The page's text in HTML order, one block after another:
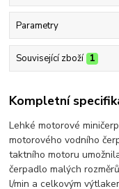
Parametry
Související zboží 1
Kompletní
Lehké motorové
motorového vodního
taktního motoru
čerpadlo malých
l/min a celkovým